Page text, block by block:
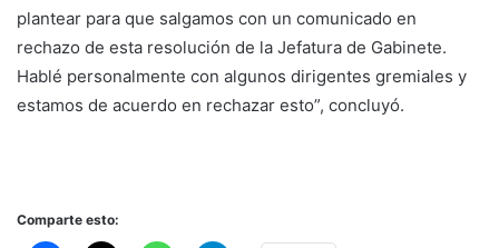
plantear para que salgamos con un comunicado en
rechazo de esta resolución de la Jefatura de Gabinete.
Hablé personalmente con algunos dirigentes gremiales y
estamos de acuerdo en rechazar esto”, concluyó.
Comparte esto: